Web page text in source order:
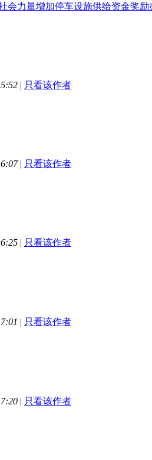
会力量增加停车设施供给资金奖励
| 只看该作者
| 只看该作者
| 只看该作者
| 只看该作者
| 只看该作者